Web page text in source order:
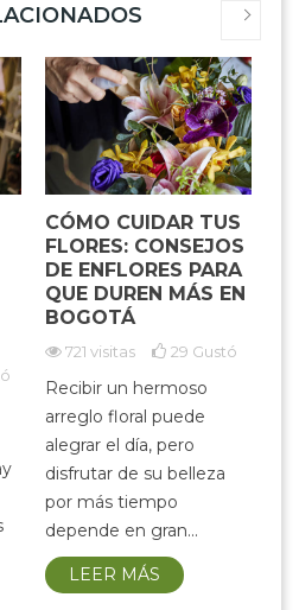
CÓMO CUIDAR TUS
FLORES: CONSEJOS
DE ENFLORES PARA
QUE DUREN MÁS EN
BOGOTÁ
721 visitas 29 Gustó
Recibir un hermoso
arreglo floral puede
alegrar el día, pero
disfrutar de su belleza
por más tiempo
depende en gran...
LEER MÁS